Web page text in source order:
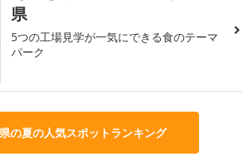
県
5つの工場見学が一気にできる食のテーマ
パーク
の夏の人気スポットランキング